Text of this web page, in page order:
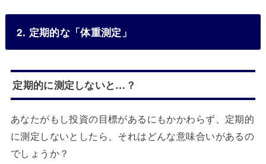
2. 定期的な「体重測定」
定期的に測定しないと…？
あなたがもし投資の目標があるにもかかわらず、定期的
に測定しないとしたら、それはどんな意味合いがあるの
でしょうか？